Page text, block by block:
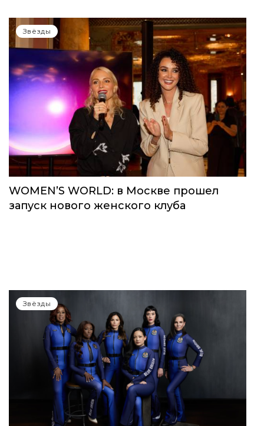
Звёзды
WOMEN’S WORLD: в Москве прошел
запуск нового женского клуба
Звёзды